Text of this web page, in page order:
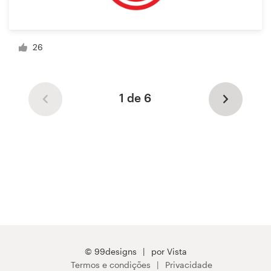
26
1 de 6
© 99designs
por Vista
Termos e condições
Privacidade